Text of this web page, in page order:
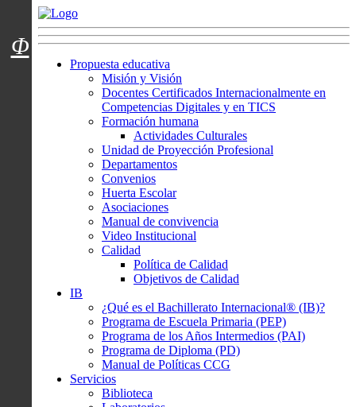
Menú usuarios
Propuesta educativa
Misión y Visión
Docentes Certificados Internacionalmente en
Competencias Digitales y en TICS
Formación humana
Actividades Culturales
Unidad de Proyección Profesional
Departamentos
Convenios
Huerta Escolar
Asociaciones
Manual de convivencia
Video Institucional
Calidad
Política de Calidad
Objetivos de Calidad
IB
¿Qué es el Bachillerato Internacional® (IB)?
Programa de Escuela Primaria (PEP)
Programa de los Años Intermedios (PAI)
Programa de Diploma (PD)
Manual de Políticas CCG
Servicios
Biblioteca
Φ